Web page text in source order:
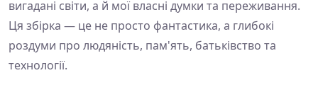
вигадані світи, а й мої власні думки та переживання.
Ця збірка — це не просто фантастика, а глибокі
роздуми про людяність, пам'ять, батьківство та
технології.